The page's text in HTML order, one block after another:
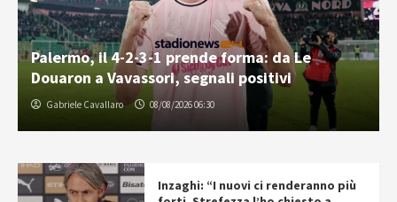
Palermo, il 4-2-3-1 prende forma: da Le
Douaron a Vavassori, segnali positivi
Gabriele Cavallaro 08/08/2026 06:30
Inzaghi: “I nuovi ci renderanno più